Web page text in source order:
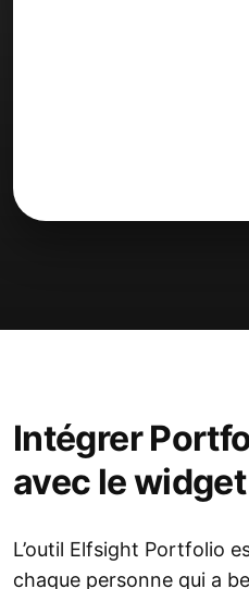
Intégrer
avec le
L’outil Elfsight Portfolio
chaque personne qui a